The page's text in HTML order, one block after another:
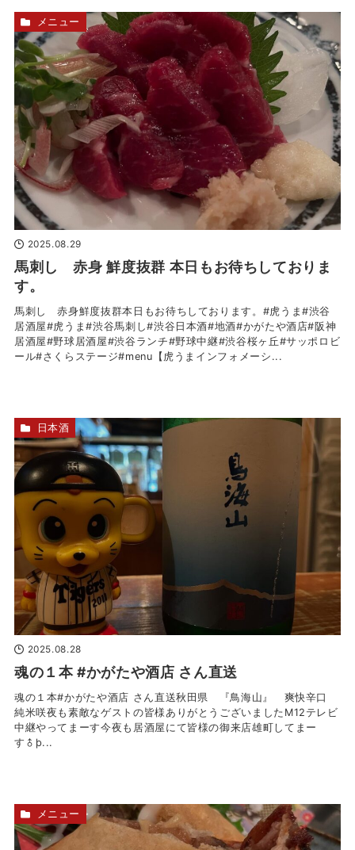
2025.08.29
馬刺し 赤身 鮮度抜群 本日もお待ちしておりま
す。
馬刺し 赤身鮮度抜群本日もお待ちしております。#虎うま#渋谷
居酒屋#虎うま#渋谷馬刺し#渋谷日本酒#地酒#かがたや酒店#阪神
居酒屋#野球居酒屋#渋谷ランチ#野球中継#渋谷桜ヶ丘#サッポロビ
ール#さくらステージ#menu【虎うまインフォメーシ...
メニュー
2025.08.28
魂の１本 #かがたや酒店 さん直送
魂の１本#かがたや酒店 さん直送秋田県 『鳥海山』 爽快辛口
純米咲夜も素敵なゲストの皆様ありがとうございましたM12テレビ️
中継やってまーす今夜も居酒屋にて皆様の御来店雄町してまー
す‍♂þ...
日本酒
メニュー